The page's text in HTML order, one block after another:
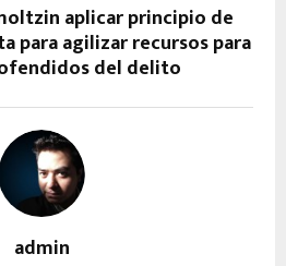
aplicar principio de
para agilizar recursos para
del delito
admin